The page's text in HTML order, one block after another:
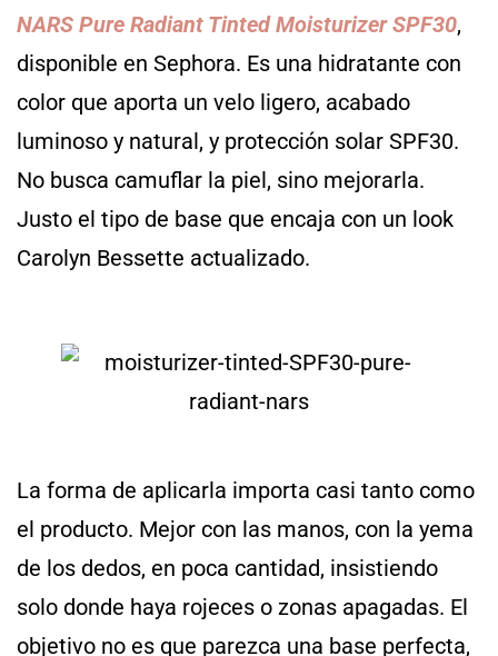
NARS Pure Radiant Tinted Moisturizer SPF30,
disponible en Sephora. Es una hidratante con
color que aporta un velo ligero, acabado
luminoso y natural, y protección solar SPF30.
No busca camuflar la piel, sino mejorarla.
Justo el tipo de base que encaja con un look
Carolyn Bessette actualizado.
La forma de aplicarla importa casi tanto como
el producto. Mejor con las manos, con la yema
de los dedos, en poca cantidad, insistiendo
solo donde haya rojeces o zonas apagadas. El
objetivo no es que parezca una base perfecta,